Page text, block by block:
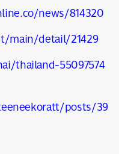
news/814320
main/detail/21429
thailand-55097574
posts/39